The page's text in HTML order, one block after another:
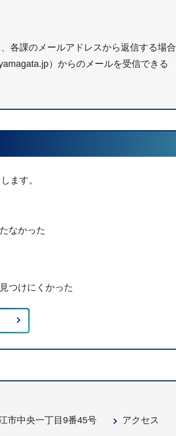
各課のメールアドレスから返信する場合
）からのメールを受信できる
ます。
なかった
見つけにくかった
市中央一丁目9番45号
アクセス